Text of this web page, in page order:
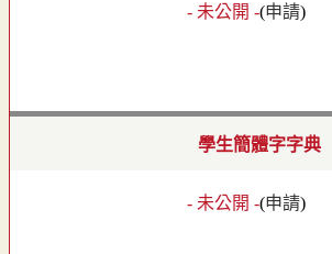
- 未公開 -(申請)
學生簡體字字典
- 未公開 -(申請)